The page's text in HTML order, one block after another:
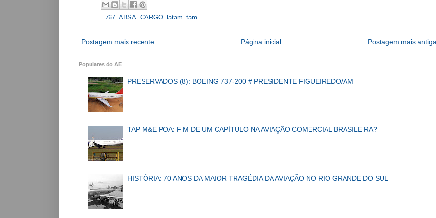
767 ABSA CARGO latam tam
Postagem mais recente Postagem mais antiga
Página inicial
Populares do AE
PRESERVADOS (8): BOEING 737-200 # PRESIDENTE FIGUEIREDO/AM
TAP M&E POA: FIM DE UM CAPÍTULO NA AVIAÇÃO COMERCIAL BRASILEIRA?
HISTÓRIA: 70 ANOS DA MAIOR TRAGÉDIA DA AVIAÇÃO NO RIO GRANDE DO SUL